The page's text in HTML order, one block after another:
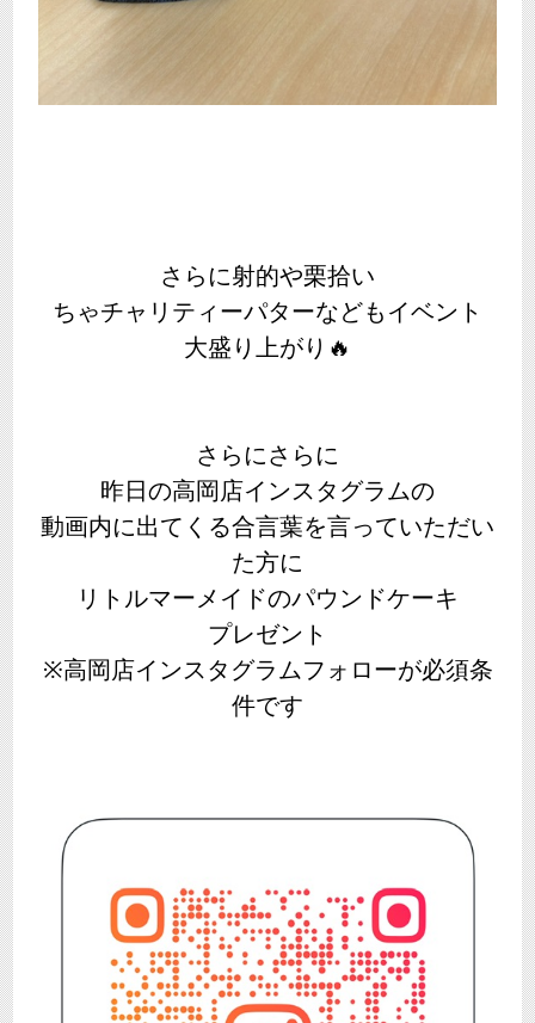
さらに射的や栗拾い
ちゃチャリティーパターなどもイベント
大盛り上がり🔥
さらにさらに
昨日の高岡店インスタグラムの
動画内に出てくる合言葉を言っていただい
た方に
リトルマーメイドのパウンドケーキ
プレゼント
※高岡店インスタグラムフォローが必須条
件です